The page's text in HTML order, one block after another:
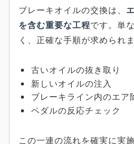
ブレーキオイルの交換は、
を含む重要な工程です。単
く、正確な手順が求められま
古いオイルの抜き取り
新しいオイルの注入
ブレーキライン内のエア
ペダルの反応チェック
この一連の流れを確実に実